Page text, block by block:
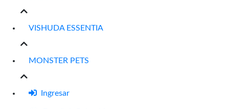
VISHUDA ESSENTIA
MONSTER PETS
Ingresar